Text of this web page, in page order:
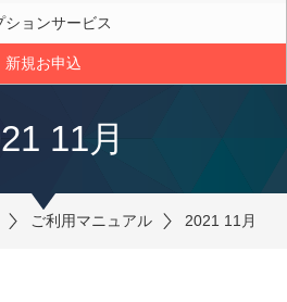
ションサービス
新規お申込
11月
ご利用マニュアル 2021 11月